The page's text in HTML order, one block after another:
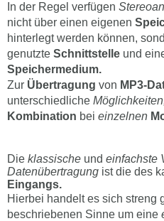
In der Regel verfügen
nicht über einen eigenen
hinterlegt werden können,
genutzte Schnittstelle und
Speichermedium.
Zur Übertragung von MP3-
unterschiedliche
Kombination bei einzelnen
Die klassische und einfachste
Datenübertragung ist die des
Eingangs.
Hierbei handelt es sich streng
beschriebenen Sinne um eine